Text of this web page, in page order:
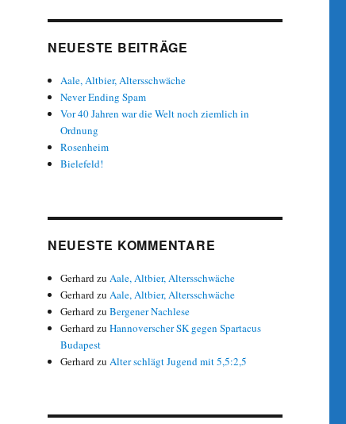
NEUESTE BEITRÄGE
Aale, Altbier, Altersschwäche
Never Ending Spam
Vor 40 Jahren war die Welt noch ziemlich in
Ordnung
Rosenheim
Bielefeld!
NEUESTE KOMMENTARE
GerhardzuAale, Altbier, Altersschwäche
GerhardzuAale, Altbier, Altersschwäche
GerhardzuBergener Nachlese
GerhardzuHannoverscher SK gegen Spartacus
Budapest
GerhardzuAlter schlägt Jugend mit 5,5:2,5